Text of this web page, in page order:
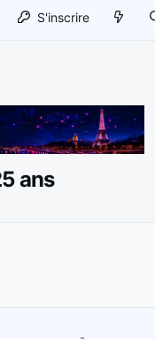
S'inscrire
ans